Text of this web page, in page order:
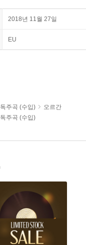
2018년 11월 27일
EU
독주곡 (수입)
오르간
독주곡 (수입)